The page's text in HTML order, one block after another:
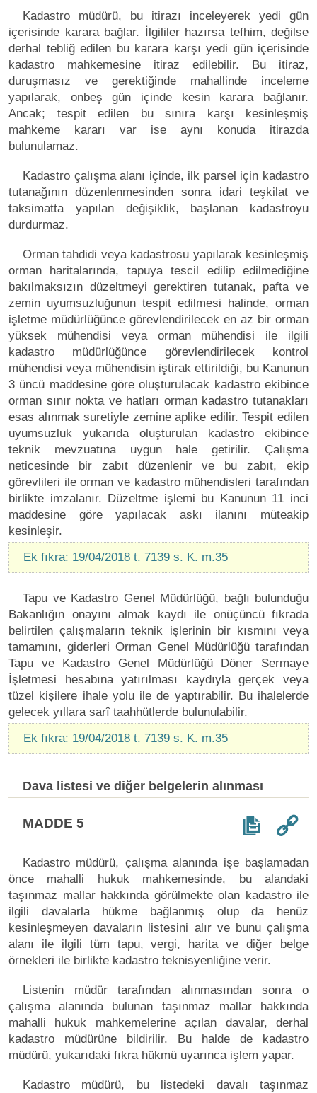
Kadastro müdürü, bu itirazı inceleyerek yedi gün
içerisinde karara bağlar. İlgililer hazırsa tefhim, değilse
derhal tebliğ edilen bu karara karşı yedi gün içerisinde
kadastro mahkemesine itiraz edilebilir. Bu itiraz,
duruşmasız ve gerektiğinde mahallinde inceleme
yapılarak, onbeş gün içinde kesin karara bağlanır.
Ancak; tespit edilen bu sınıra karşı kesinleşmiş
mahkeme kararı var ise aynı konuda itirazda
bulunulamaz.
Kadastro çalışma alanı içinde, ilk parsel için kadastro
tutanağının düzenlenmesinden sonra idari teşkilat ve
taksimatta yapılan değişiklik, başlanan kadastroyu
durdurmaz.
Orman tahdidi veya kadastrosu yapılarak kesinleşmiş
orman haritalarında, tapuya tescil edilip edilmediğine
bakılmaksızın düzeltmeyi gerektiren tutanak, pafta ve
zemin uyumsuzluğunun tespit edilmesi halinde, orman
işletme müdürlüğünce görevlendirilecek en az bir orman
yüksek mühendisi veya orman mühendisi ile ilgili
kadastro müdürlüğünce görevlendirilecek kontrol
mühendisi veya mühendisin iştirak ettirildiği, bu Kanunun
3 üncü maddesine göre oluşturulacak kadastro ekibince
orman sınır nokta ve hatları orman kadastro tutanakları
esas alınmak suretiyle zemine aplike edilir. Tespit edilen
uyumsuzluk yukarıda oluşturulan kadastro ekibince
teknik mevzuatına uygun hale getirilir. Çalışma
neticesinde bir zabıt düzenlenir ve bu zabıt, ekip
görevlileri ile orman ve kadastro mühendisleri tarafından
birlikte imzalanır. Düzeltme işlemi bu Kanunun 11 inci
maddesine göre yapılacak askı ilanını müteakip
kesinleşir.
Ek fıkra: 19/04/2018 t. 7139 s. K. m.35
Tapu ve Kadastro Genel Müdürlüğü, bağlı bulunduğu
Bakanlığın onayını almak kaydı ile onüçüncü fıkrada
belirtilen çalışmaların teknik işlerinin bir kısmını veya
tamamını, giderleri Orman Genel Müdürlüğü tarafından
Tapu ve Kadastro Genel Müdürlüğü Döner Sermaye
İşletmesi hesabına yatırılması kaydıyla gerçek veya
tüzel kişilere ihale yolu ile de yaptırabilir. Bu ihalelerde
gelecek yıllara sarî taahhütlerde bulunulabilir.
Ek fıkra: 19/04/2018 t. 7139 s. K. m.35
Dava listesi ve diğer belgelerin alınması
MADDE 5
Kadastro müdürü, çalışma alanında işe başlamadan
önce mahalli hukuk mahkemesinde, bu alandaki
taşınmaz mallar hakkında görülmekte olan kadastro ile
ilgili davalarla hükme bağlanmış olup da henüz
kesinleşmeyen davaların listesini alır ve bunu çalışma
alanı ile ilgili tüm tapu, vergi, harita ve diğer belge
örnekleri ile birlikte kadastro teknisyenliğine verir.
Listenin müdür tarafından alınmasından sonra o
çalışma alanında bulunan taşınmaz mallar hakkında
mahalli hukuk mahkemelerine açılan davalar, derhal
kadastro müdürüne bildirilir. Bu halde de kadastro
müdürü, yukarıdaki fıkra hükmü uyarınca işlem yapar.
Kadastro müdürü, bu listedeki davalı taşınmaz